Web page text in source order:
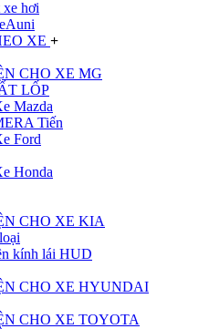
xe hơi
XE +
CHO XE MG
LỐP
Mazda
Tiến
Ford
Honda
CHO XE KIA
kính lái HUD
CHO XE HYUNDAI
CHO XE TOYOTA